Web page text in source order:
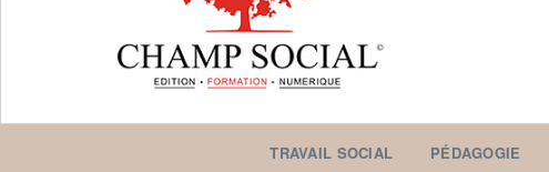
TRAVAIL SOCIAL PÉDAGOGIE